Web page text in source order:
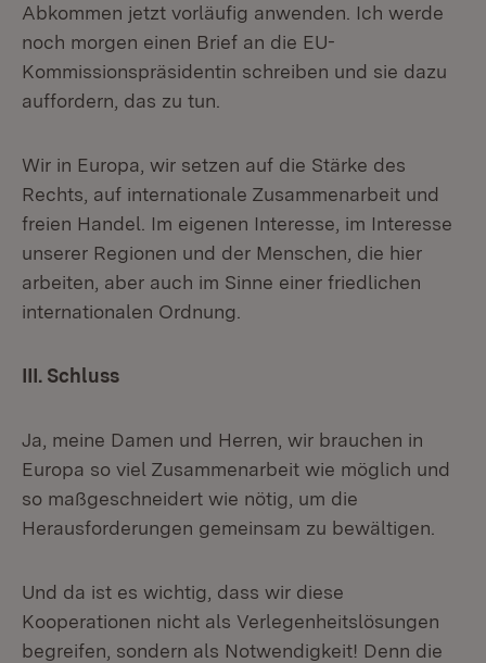
Abkommen jetzt vorläufig anwenden. Ich werde
noch morgen einen Brief an die EU-
Kommissionspräsidentin schreiben und sie dazu
auffordern, das zu tun.
Wir in Europa, wir setzen auf die Stärke des
Rechts, auf internationale Zusammenarbeit und
freien Handel. Im eigenen Interesse, im Interesse
unserer Regionen und der Menschen, die hier
arbeiten, aber auch im Sinne einer friedlichen
internationalen Ordnung.
III. Schluss
Ja, meine Damen und Herren, wir brauchen in
Europa so viel Zusammenarbeit wie möglich und
so maßgeschneidert wie nötig, um die
Herausforderungen gemeinsam zu bewältigen.
Und da ist es wichtig, dass wir diese
Kooperationen nicht als Verlegenheitslösungen
begreifen, sondern als Notwendigkeit! Denn die